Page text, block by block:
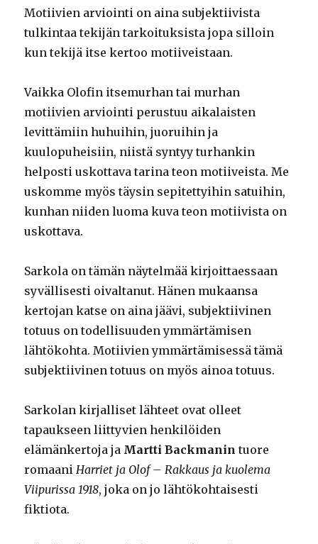
Motiivien arviointi on aina subjektiivista
tulkintaa tekijän tarkoituksista jopa silloin
kun tekijä itse kertoo motiiveistaan.
Vaikka Olofin itsemurhan tai murhan
motiivien arviointi perustuu aikalaisten
levittämiin huhuihin, juoruihin ja
kuulopuheisiin, niistä syntyy turhankin
helposti uskottava tarina teon motiiveista. Me
uskomme myös täysin sepitettyihin satuihin,
kunhan niiden luoma kuva teon motiivista on
uskottava.
Sarkola on tämän näytelmää kirjoittaessaan
syvällisesti oivaltanut. Hänen mukaansa
kertojan katse on aina jäävi, subjektiivinen
totuus on todellisuuden ymmärtämisen
lähtökohta. Motiivien ymmärtämisessä tämä
subjektiivinen totuus on myös ainoa totuus.
Sarkolan kirjalliset lähteet ovat olleet
tapaukseen liittyvien henkilöiden
elämänkertoja ja Martti Backmanin tuore
romaani Harriet ja Olof – Rakkaus ja kuolema
Viipurissa 1918, joka on jo lähtökohtaisesti
fiktiota.